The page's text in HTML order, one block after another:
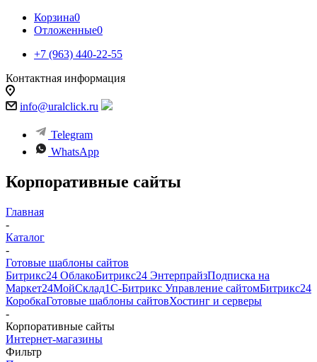
Корзина0
Отложенные0
+7 (963) 440-22-55
Контактная информация
info@uralclick.ru
Telegram
WhatsApp
Корпоративные сайты
Главная
-
Каталог
-
Готовые шаблоны сайтов
Битрикс24 ОблакоБитрикс24 ЭнтерпрайзПодписка на
Маркет24МойСклад1С-Битрикс Управление сайтомБитрикс24
КоробкаГотовые шаблоны сайтовХостинг и серверы
-
Корпоративные сайты
Интернет-магазины
Фильтр